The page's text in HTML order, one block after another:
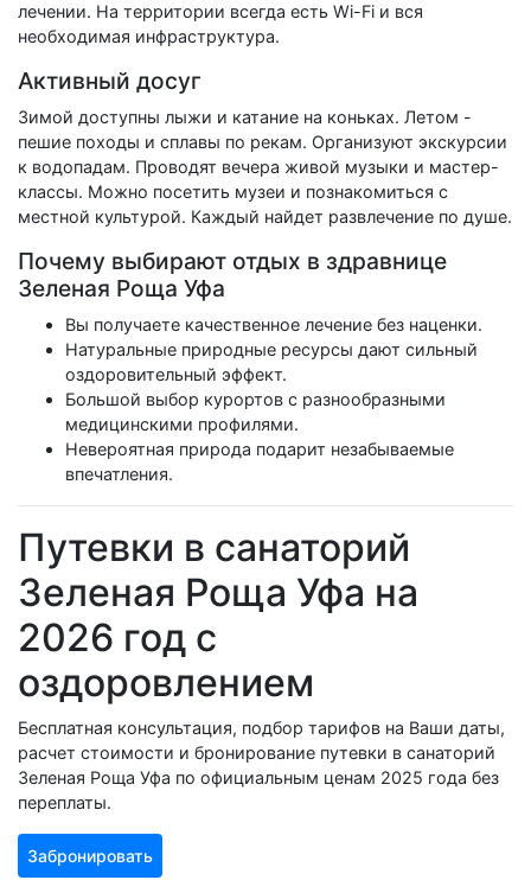
лечении. На территории всегда есть Wi-Fi и вся
необходимая инфраструктура.
Активный досуг
Зимой доступны лыжи и катание на коньках. Летом -
пешие походы и сплавы по рекам. Организуют экскурсии
к водопадам. Проводят вечера живой музыки и мастер-
классы. Можно посетить музеи и познакомиться с
местной культурой. Каждый найдет развлечение по душе.
Почему выбирают отдых в здравнице
Зеленая Роща Уфа
Вы получаете качественное лечение без наценки.
Натуральные природные ресурсы дают сильный
оздоровительный эффект.
Большой выбор курортов с разнообразными
медицинскими профилями.
Невероятная природа подарит незабываемые
впечатления.
Путевки в санаторий
Зеленая Роща Уфа на
2026 год с
оздоровлением
Бесплатная консультация, подбор тарифов на Ваши даты,
расчет стоимости и бронирование путевки в санаторий
Зеленая Роща Уфа по официальным ценам 2025 года без
переплаты.
Забронировать